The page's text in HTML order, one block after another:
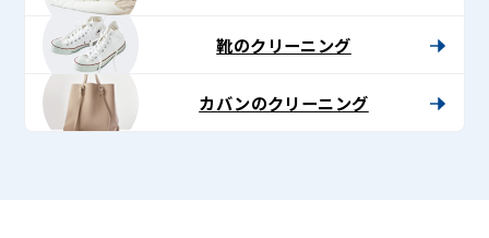
靴のクリーニング
カバンのクリーニング